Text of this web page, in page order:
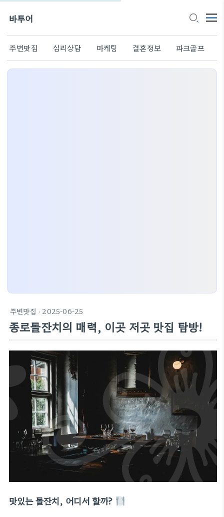
바투어
주변맛집 심리상담 마케팅 결혼정보 파크골프
주변맛집 · 2025-06-25
종로돌잔치의 매력, 이곳 저곳 맛집 탐방!
맛있는 돌잔치, 어디서 할까?